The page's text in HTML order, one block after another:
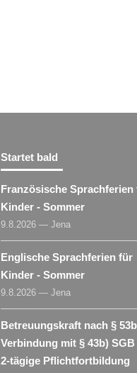
Startet bald
Französische Sprachferien
Kinder - Sommer
9.8.2026 — Jena
Englische Sprachferien für
Kinder - Sommer
9.8.2026 — Jena
Betreuungskraft nach §
Verbindung mit § 43b) SGB
2-tägige Pflichtfortbildung